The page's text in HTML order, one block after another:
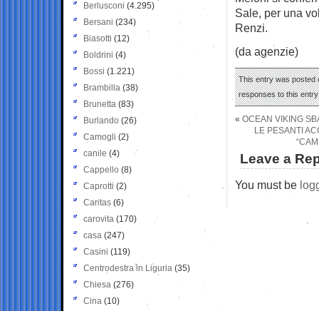
Sale, per una
Renzi.
(da agenzie)
This entry was posted
responses to this
« OCEAN VIKING
LE PESANTI
Leave a
You must be
Berlusconi (4.295)
Bersani (234)
Biasotti (12)
Boldrini (4)
Bossi (1.221)
Brambilla (38)
Brunetta (83)
Burlando (26)
Camogli (2)
canile (4)
Cappello (8)
Caprotti (2)
Caritas (6)
carovita (170)
casa (247)
Casini (119)
Centrodestra in Liguria (35)
Chiesa (276)
Cina (10)